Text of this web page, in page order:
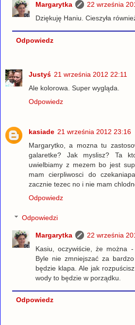
Margarytka
22 września
Dziękuję Haniu. Cieszyła
Odpowiedz
Justyś 21 września 2012 22:11
Ale kolorowa. Super wygląda.
Odpowiedz
kasiade 21 września 2012 23:16
Margarytko, a mozna tu
galaretke? Jak myslisz? Ta
uwielbiamy z mezem bo jest
mam cierpliwosci do
zacznie tezec no i nie mam
Odpowiedz
Odpowiedzi
Margarytka
22 września
Kasiu, oczywiście, że można
Byle nie zmniejszać za
będzie klapa. Ale jak
wody to będzie w porządku.
Odpowiedz